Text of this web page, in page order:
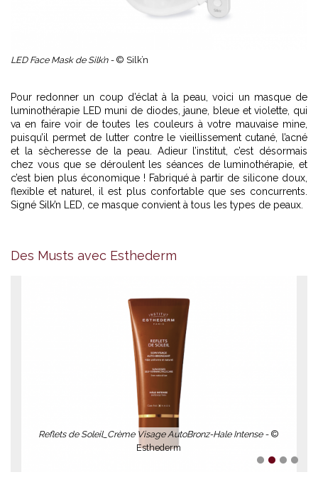
LED Face Mask de Silk’n - © Silk’n
Pour redonner un coup d’éclat à la peau, voici un masque de
luminothérapie LED muni de diodes, jaune, bleue et violette, qui
va en faire voir de toutes les couleurs à votre mauvaise mine,
puisqu’il permet de lutter contre le vieillissement cutané, l’acné
et la sècheresse de la peau. Adieur l’institut, c’est désormais
chez vous que se déroulent les séances de luminothérapie, et
c’est bien plus économique ! Fabriqué à partir de silicone doux,
flexible et naturel, il est plus confortable que ses concurrents.
Signé Silk’n LED, ce masque convient à tous les types de peaux.
Des Musts avec EsthedermProlongateur de Bronzage_200ml_50€ -